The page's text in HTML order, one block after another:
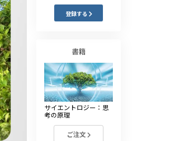
感情のトーン・スケール
薬物に対する解決策
子ども
職場のためのツール
エシックスとコンディション
抑圧の原因
調査
登録する
書籍
サイエントロジー：思
考の原理
ご注文